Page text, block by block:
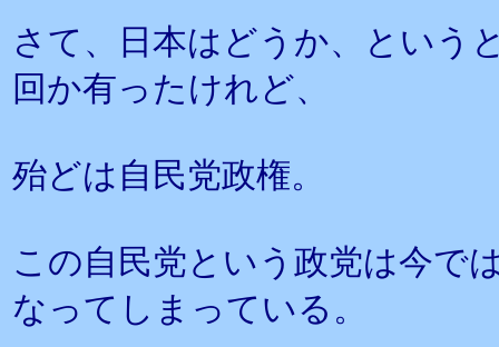
さて、日本はどうか、という
回か有ったけれど、
殆どは自民党政権。
この自民党という政党は今で
なってしまっている。